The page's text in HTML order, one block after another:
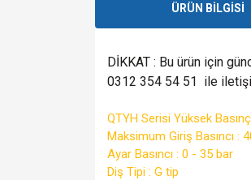
ÜRÜN BİLGİSİ
DİKKAT : Bu ürün için
0312 354 54 51 ile
QTYH Serisi Yüksek
Maksimum Giriş Basıncı :
Ayar Basıncı : 0 - 35 bar
Diş Tipi : G tip